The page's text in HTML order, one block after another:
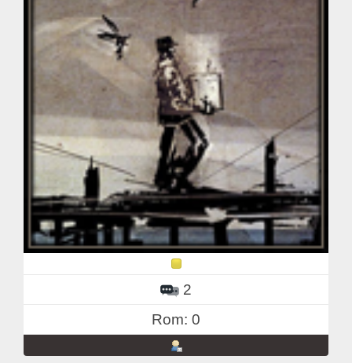
2
Rom: 0